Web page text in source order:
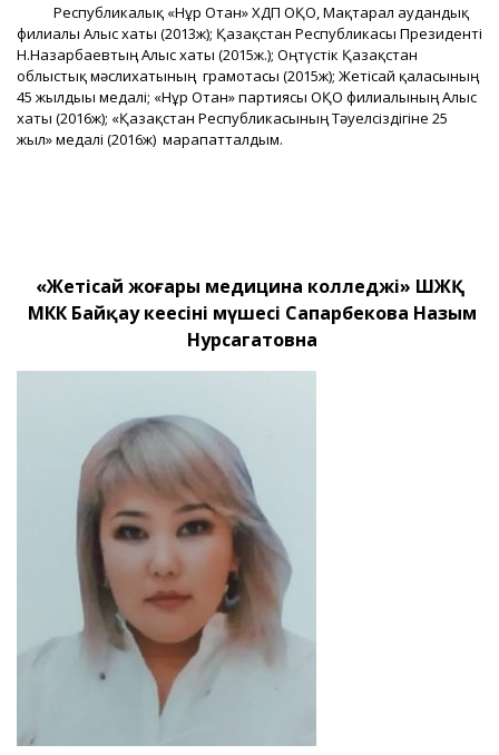
Республикалық «Нұр Отан» ХДП ОҚО, Мақтарал аудандық
филиалы Алғыс хаты (2013ж); Қазақстан Республикасы Президенті
Н.Назарбаевтың Алғыс хаты (2015ж.); Оңтүстік Қазақстан
облыстық мәслихатының грамотасы (2015ж); Жетісай қаласының
45 жылдығы медалі; «Нұр Отан» партиясы ОҚО филиалының Алғыс
хаты (2016ж); «Қазақстан Республикасының Тәуелсіздігіне 25
жыл» медалі (2016ж) марапатталдым.
«Жетісай жоғары медицина колледжі» ШЖҚ
МКК Байқау кеңесінің мүшесі Сапарбекова Назым
Нурсагатовна